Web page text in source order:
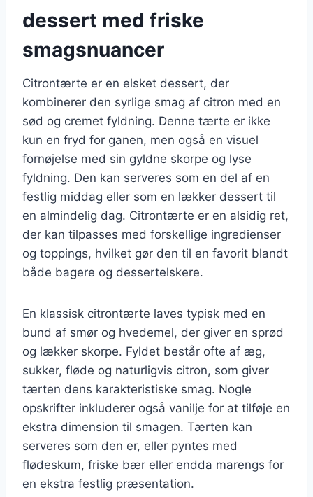
dessert med friske
smagsnuancer
Citrontærte er en elsket dessert, der
kombinerer den syrlige smag af citron med en
sød og cremet fyldning. Denne tærte er ikke
kun en fryd for ganen, men også en visuel
fornøjelse med sin gyldne skorpe og lyse
fyldning. Den kan serveres som en del af en
festlig middag eller som en lækker dessert til
en almindelig dag. Citrontærte er en alsidig ret,
der kan tilpasses med forskellige ingredienser
og toppings, hvilket gør den til en favorit blandt
både bagere og dessertelskere.
En klassisk citrontærte laves typisk med en
bund af smør og hvedemel, der giver en sprød
og lækker skorpe. Fyldet består ofte af æg,
sukker, fløde og naturligvis citron, som giver
tærten dens karakteristiske smag. Nogle
opskrifter inkluderer også vanilje for at tilføje en
ekstra dimension til smagen. Tærten kan
serveres som den er, eller pyntes med
flødeskum, friske bær eller endda marengs for
en ekstra festlig præsentation.